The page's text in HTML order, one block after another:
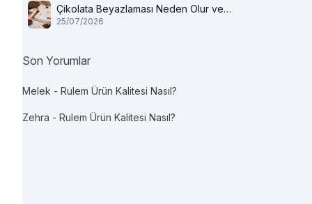
Çikolata Beyazlaması Neden Olur ve
Tüketilir mi?
25/07/2026
Son Yorumlar
Melek - Rulem Ürün Kalitesi Nasıl?
Zehra - Rulem Ürün Kalitesi Nasıl?